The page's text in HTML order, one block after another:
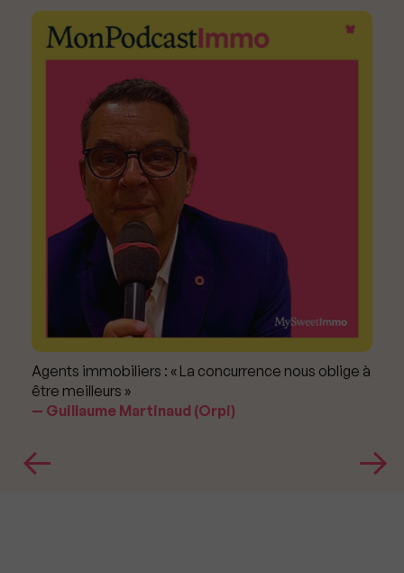
Agents immobiliers : « La concurrence nous oblige à
être meilleurs »
Guillaume Martinaud (Orpi)